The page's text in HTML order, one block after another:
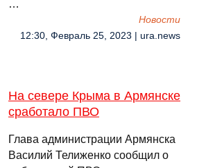
…
Новости
12:30, Февраль 25, 2023 | ura.news
На севере Крыма в Армянске
сработало ПВО
Глава администрации Армянска
Василий Телиженко сообщил о